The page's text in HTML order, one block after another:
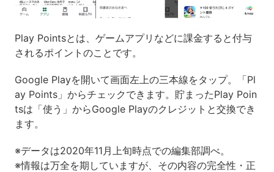
Play Pointsとは、ゲームアプリなどに課金すると付与
されるポイントのことです。
Google Playを開いて画面左上の三本線をタップ。「Pl
ay Points」からチェックできます。貯まったPlay Poin
tsは「使う」からGoogle Playのクレジットと交換でき
ます。
※データは2020年11月上旬時点での編集部調べ。
※情報は万全を期していますが、その内容の完全性・正